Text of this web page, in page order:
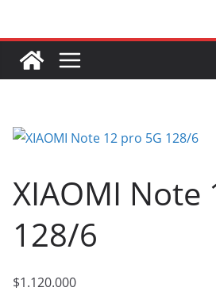
contenido
XIAOMI Note
128/6
$1.120.000